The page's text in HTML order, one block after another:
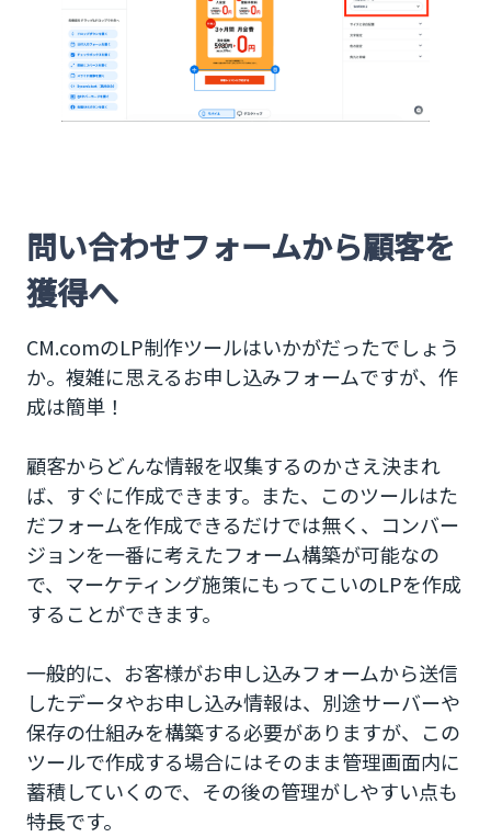
問い合わせフォームから顧客を
獲得へ
CM.comのLP制作ツールはいかがだったでしょう
か。複雑に思えるお申し込みフォームですが、作
成は簡単！
顧客からどんな情報を収集するのかさえ決まれ
ば、すぐに作成できます。また、このツールはた
だフォームを作成できるだけでは無く、コンバー
ジョンを一番に考えたフォーム構築が可能なの
で、マーケティング施策にもってこいのLPを作成
することができます。
一般的に、お客様がお申し込みフォームから送信
したデータやお申し込み情報は、別途サーバーや
保存の仕組みを構築する必要がありますが、この
ツールで作成する場合にはそのまま管理画面内に
蓄積していくので、その後の管理がしやすい点も
特長です。